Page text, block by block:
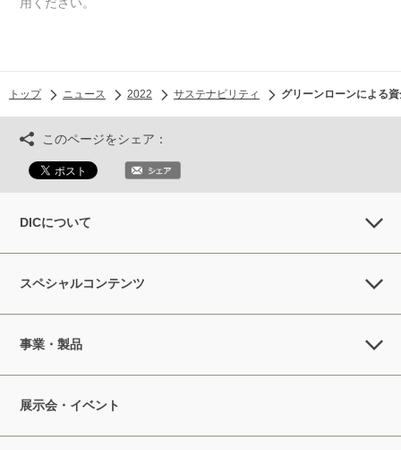
トップ ニュース 2022 サステナビリティ グリーンローンによる
このページをシェア：
DICについて
スペシャルコンテンツ
事業・製品
展示会・イベント